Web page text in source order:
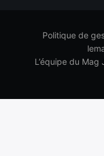
Politique de
L’équipe du Mag